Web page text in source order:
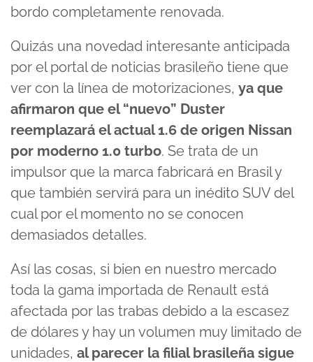
bordo completamente renovada.
Quizás una novedad interesante anticipada
por el portal de noticias brasileño tiene que
ver con la línea de motorizaciones, ya que
afirmaron que el “nuevo” Duster
reemplazará el actual 1.6 de origen Nissan
por moderno 1.0 turbo. Se trata de un
impulsor que la marca fabricará en Brasil y
que también servirá para un inédito SUV del
cual por el momento no se conocen
demasiados detalles.
Así las cosas, si bien en nuestro mercado
toda la gama importada de Renault está
afectada por las trabas debido a la escasez
de dólares y hay un volumen muy limitado de
unidades, al parecer la filial brasileña sigue